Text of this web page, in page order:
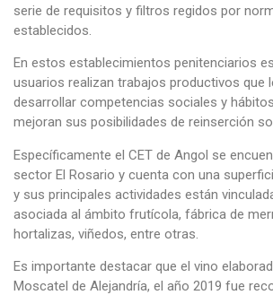
serie de requisitos y filtros regidos por
establecidos.
En estos establecimientos penitenciarios
usuarios realizan trabajos productivos que
desarrollar competencias sociales y
mejoran sus posibilidades de reinserción
Específicamente el CET de Angol se
sector El Rosario y cuenta con una
y sus principales actividades están
asociada al ámbito frutícola, fábrica de
hortalizas, viñedos, entre otras.
Es importante destacar que el vino
Moscatel de Alejandría, el año 2019 fue